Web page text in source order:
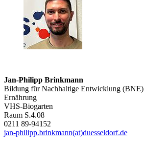
Jan-Philipp Brinkmann
Bildung für Nachhaltige Entwicklung (BNE)
Ernährung
VHS-Biogarten
Raum S.4.08
0211 89-94152
jan-philipp.brinkmann(at)duesseldorf.de